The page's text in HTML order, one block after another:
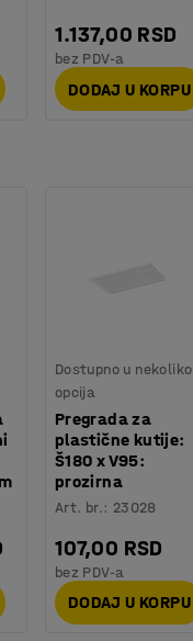
1.137,00 RSD
bez PDV-a
DODAJ U KORPU
Dostupno u nekoliko
opcija
Pregrada za
plastične kutije:
Š180 x V95:
prozirna
Art. br.: 23028
107,00 RSD
bez PDV-a
DODAJ U KORPU